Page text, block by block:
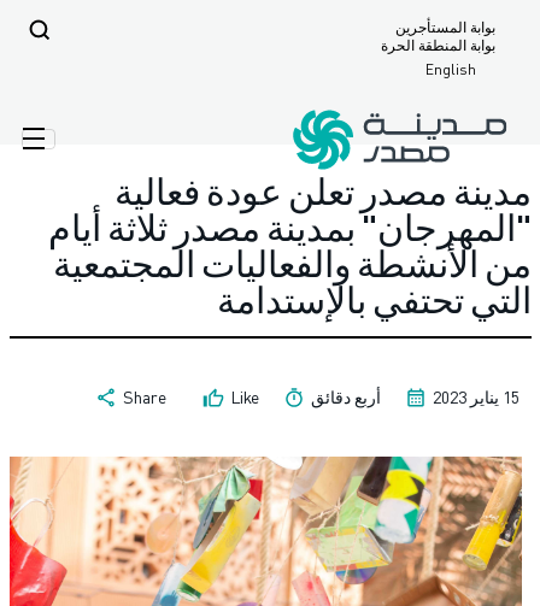
بوابة المستأجرين
بوابة المنطقة الحرة
English
مدينة مصدر - الصفحة الرئيسية
مدينة مصدر تعلن عودة فعالية
"المهرجان" بمدينة مصدر ثلاثة أيام
من الأنشطة والفعاليات المجتمعية
التي تحتفي بالإستدامة
15 يناير 2023 أربع دقائق Like
Share